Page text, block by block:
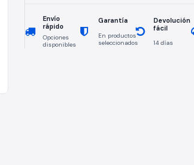
Envío
rápido
Opciones
disponibles
Garantía
En productos
seleccionados
Devolución
fácil
14 días